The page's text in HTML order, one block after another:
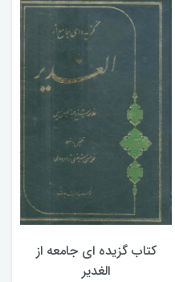
کتاب گزیده ای جامعه از
الغدیر